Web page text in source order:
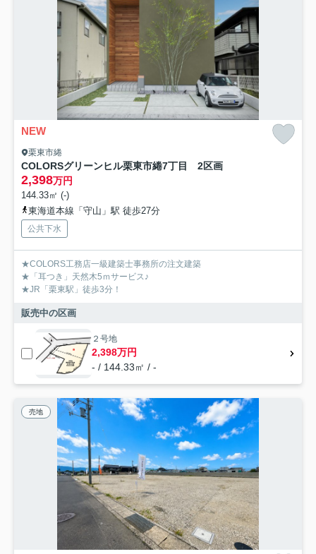
NEW
栗東市綣
COLORSグリーンヒル栗東市綣7丁目 2区画
2,398万円
144.33㎡ (-)
東海道本線「守山」駅 徒歩27分
公共下水
★COLORS工務店一級建築士事務所の注文建築
★「耳つき」天然木5ｍサービス♪
★JR「栗東駅」徒歩3分！
販売中の区画
２号地
2,398万円
- / 144.33㎡ / -
売地